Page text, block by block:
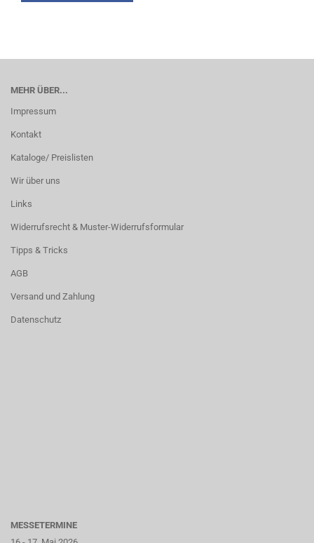
MEHR ÜBER...
Impressum
Kontakt
Kataloge/ Preislisten
Wir über uns
Links
Widerrufsrecht & Muster-Widerrufsformular
Tipps & Tricks
AGB
Versand und Zahlung
Datenschutz
MESSETERMINE